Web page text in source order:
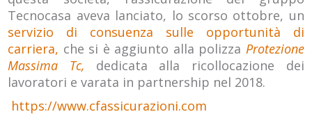
Tecnocasa aveva lanciato, lo scorso ottobre, un
servizio di consuenza sulle opportunità di
carriera, che si è aggiunto alla polizza Protezione
Massima Tc,
dedicata alla ricollocazione dei
lavoratori e varata in partnership nel 2018.
https://www.cfassicurazioni.com